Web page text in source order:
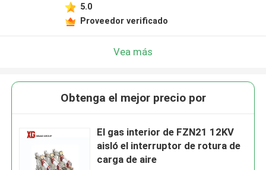
5.0
Proveedor verificado
Vea más
Obtenga el mejor precio por
El gas interior de FZN21 12KV
aisló el interruptor de rotura de
carga de aire